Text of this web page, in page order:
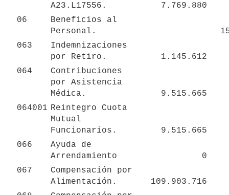
A23.L17556.
7.769.880
06
Beneficios al
Personal.
063
Indemnizaciones
por Retiro.
1.145.612
064
Contribuciones
por Asistencia
Médica.
9.515.665
064001 Reintegro Cuota
Mutual
Funcionarios.
9.515.665
066
Ayuda de
Arrendamiento
0
067
Compensación por
Alimentación.
109.903.716